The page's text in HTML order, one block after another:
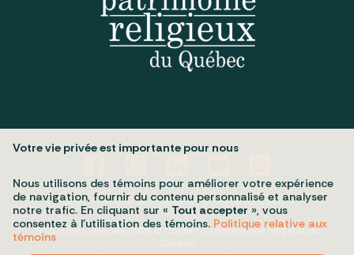
Politique de confidentialitéMes préférences cookies
Tous droits réservés 2026 © Conseil du patrimoine religieux du
Votre vie privée est importante pour nous
Nous utilisons des témoins pour améliorer votre expérience
de navigation, fournir du contenu personnalisé et analyser
notre trafic. En cliquant sur « Tout accepter », vous
consentez à l’utilisation des témoins. Politique relative aux
témoins